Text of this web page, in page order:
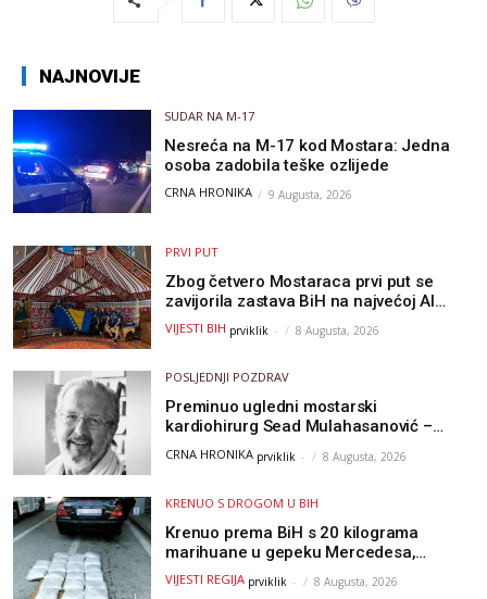
NAJNOVIJE
SUDAR NA M-17
Nesreća na M-17 kod Mostara: Jedna
osoba zadobila teške ozlijede
CRNA HRONIKA 9 Augusta, 2026
PRVI PUT
Zbog četvero Mostaraca prvi put se
zavijorila zastava BiH na najvećoj AI
olimpijadi, a sada je njihov mentor
postao član komiteta Međunarodne
VIJESTI BIH prviklik - 8 Augusta, 2026
POSLJEDNJI POZDRAV
Preminuo ugledni mostarski
kardiohirurg Sead Mulahasanović –
kolege uputile emotivnu oproštajnu
CRNA HRONIKA prviklik - 8 Augusta, 2026
KRENUO S DROGOM U BIH
Krenuo prema BiH s 20 kilograma
marihuane u gepeku Mercedesa,
policija ga uhapsila na granici
VIJESTI REGIJA prviklik - 8 Augusta, 2026